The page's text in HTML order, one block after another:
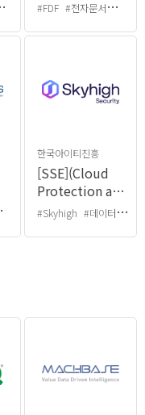
#화상회의
#FDF #전자문서 #생성
#백업
한국아이티진흥
[SSE](Cloud
Protection and
Response) -
통합보안 솔루션
#Skyhigh #데이터보호